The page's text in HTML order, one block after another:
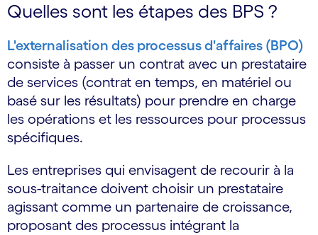
Quelles sont les étapes des BPS ?
L'externalisation des processus d'affaires (BPO)
consiste à passer un contrat avec un prestataire
de services (contrat en temps, en matériel ou
basé sur les résultats) pour prendre en charge
les opérations et les ressources pour processus
spécifiques.
Les entreprises qui envisagent de recourir à la
sous-traitance doivent choisir un prestataire
agissant comme un partenaire de croissance,
proposant des processus intégrant la